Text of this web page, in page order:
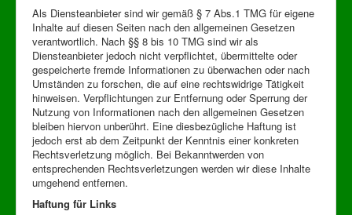
Als Diensteanbieter sind wir gemäß § 7 Abs.1 TMG für eigene
Inhalte auf diesen Seiten nach den allgemeinen Gesetzen
verantwortlich. Nach §§ 8 bis 10 TMG sind wir als
Diensteanbieter jedoch nicht verpflichtet, übermittelte oder
gespeicherte fremde Informationen zu überwachen oder nach
Umständen zu forschen, die auf eine rechtswidrige Tätigkeit
hinweisen. Verpflichtungen zur Entfernung oder Sperrung der
Nutzung von Informationen nach den allgemeinen Gesetzen
bleiben hiervon unberührt. Eine diesbezügliche Haftung ist
jedoch erst ab dem Zeitpunkt der Kenntnis einer konkreten
Rechtsverletzung möglich. Bei Bekanntwerden von
entsprechenden Rechtsverletzungen werden wir diese Inhalte
umgehend entfernen.
Haftung für Links